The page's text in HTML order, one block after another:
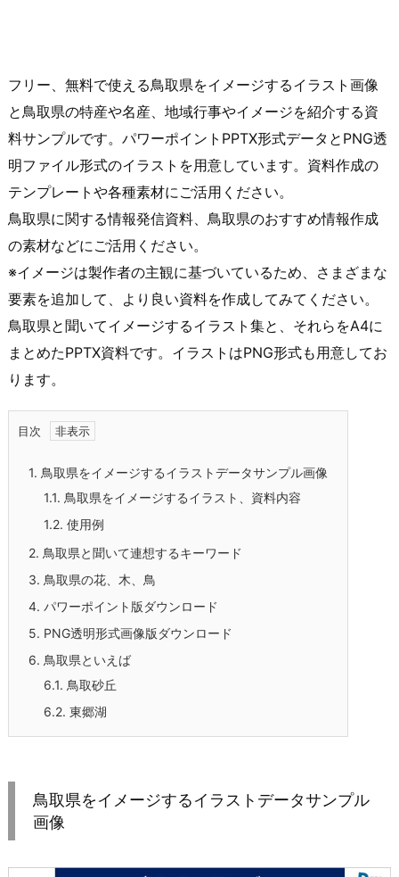
フリー、無料で使える鳥取県をイメージするイラスト画像
と鳥取県の特産や名産、地域行事やイメージを紹介する資
料サンプルです。パワーポイントPPTX形式データとPNG透
明ファイル形式のイラストを用意しています。資料作成の
テンプレートや各種素材にご活用ください。
鳥取県に関する情報発信資料、鳥取県のおすすめ情報作成
の素材などにご活用ください。
※イメージは製作者の主観に基づいているため、さまざまな
要素を追加して、より良い資料を作成してみてください。
鳥取県と聞いてイメージするイラスト集と、それらをA4に
まとめたPPTX資料です。イラストはPNG形式も用意してお
ります。
目次
1. 鳥取県をイメージするイラストデータサンプル画像
1.1. 鳥取県をイメージするイラスト、資料内容
1.2. 使用例
2. 鳥取県と聞いて連想するキーワード
3. 鳥取県の花、木、鳥
4. パワーポイント版ダウンロード
5. PNG透明形式画像版ダウンロード
6. 鳥取県といえば
6.1. 鳥取砂丘
6.2. 東郷湖
鳥取県をイメージするイラストデータサンプル
画像